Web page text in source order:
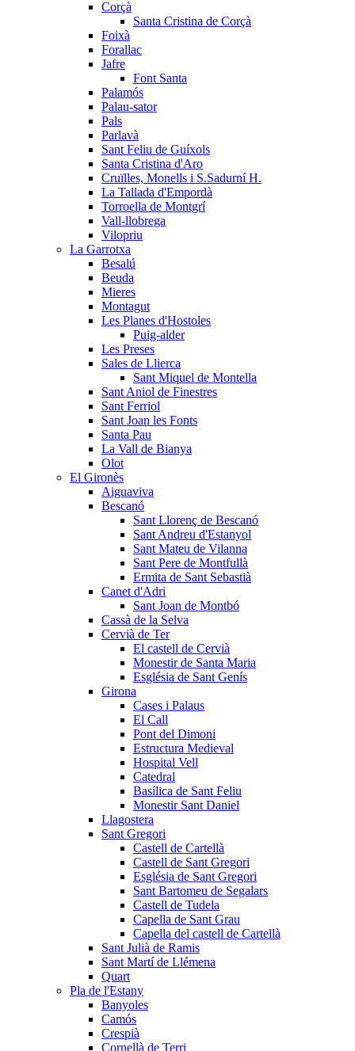
Corçà
Santa Cristina de Corçà
Foixà
Forallac
Jafre
Font Santa
Palamós
Palau-sator
Pals
Parlavà
Sant Feliu de Guíxols
Santa Cristina d'Aro
Cruïlles, Monells i S.Sadurní H.
La Tallada d'Empordà
Torroella de Montgrí
Vall-llobrega
Vilopriu
La Garrotxa
Besalú
Beuda
Mieres
Montagut
Les Planes d'Hostoles
Puig-alder
Les Preses
Sales de Llierca
Sant Miquel de Montella
Sant Aniol de Finestres
Sant Ferriol
Sant Joan les Fonts
Santa Pau
La Vall de Bianya
Olot
El Gironès
Aiguaviva
Bescanó
Sant Llorenç de Bescanó
Sant Andreu d'Estanyol
Sant Mateu de Vilanna
Sant Pere de Montfullà
Ermita de Sant Sebastià
Canet d'Adri
Sant Joan de Montbó
Cassà de la Selva
Cervià de Ter
El castell de Cervià
Monestir de Santa Maria
Església de Sant Genís
Girona
Cases i Palaus
El Call
Pont del Dimoni
Estructura Medieval
Hospital Vell
Catedral
Basílica de Sant Feliu
Monestir Sant Daniel
Llagostera
Sant Gregori
Castell de Cartellà
Castell de Sant Gregori
Església de Sant Gregori
Sant Bartomeu de Segalars
Castell de Tudela
Capella de Sant Grau
Capella del castell de Cartellà
Sant Julià de Ramis
Sant Martí de Llémena
Quart
Pla de l'Estany
Banyoles
Camós
Crespià
Cornellà de Terri